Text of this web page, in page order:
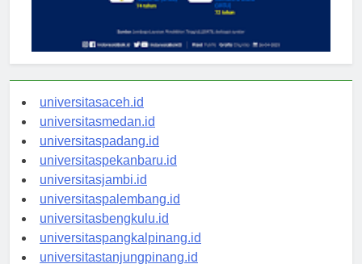
universitasaceh.id
universitasmedan.id
universitaspadang.id
universitaspekanbaru.id
universitasjambi.id
universitaspalembang.id
universitasbengkulu.id
universitaspangkalpinang.id